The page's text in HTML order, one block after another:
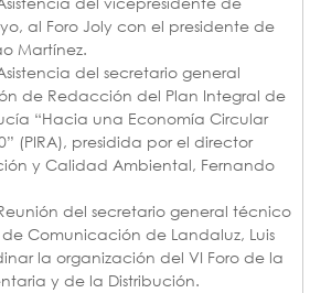
al Foro Joly con el presidente de
Martínez.
del secretario general
de Redacción del Plan Integral de
“Hacia una Economía Circular
(PIRA), presidida por el director
y Calidad Ambiental, Fernando
del secretario general técnico
Comunicación de Landaluz, Luis
la organización del VI Foro de la
y de la Distribución.